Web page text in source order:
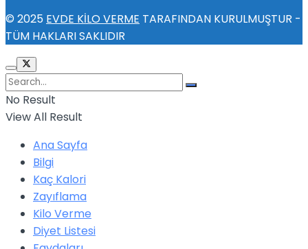
© 2025 EVDE KİLO VERME TARAFINDAN KURULMUŞTUR -
TÜM HAKLARI SAKLIDIR
No Result
View All Result
Ana Sayfa
Bilgi
Kaç Kalori
Zayıflama
Kilo Verme
Diyet Listesi